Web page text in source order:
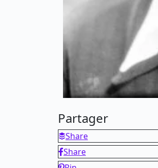
Partager
Share
Share